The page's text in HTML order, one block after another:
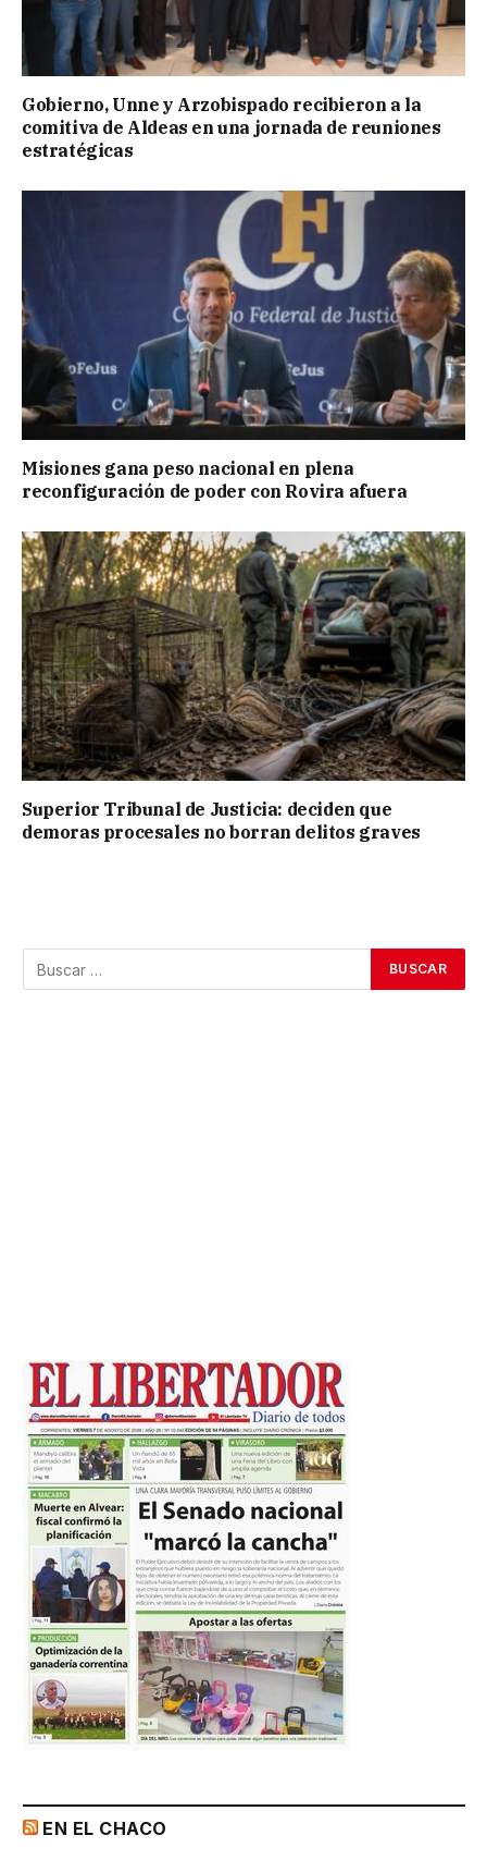
Gobierno, Unne y Arzobispado recibieron a la
comitiva de Aldeas en una jornada de reuniones
estratégicas
Misiones gana peso nacional en plena
reconfiguración de poder con Rovira afuera
Superior Tribunal de Justicia: deciden que
demoras procesales no borran delitos graves
EN EL CHACO